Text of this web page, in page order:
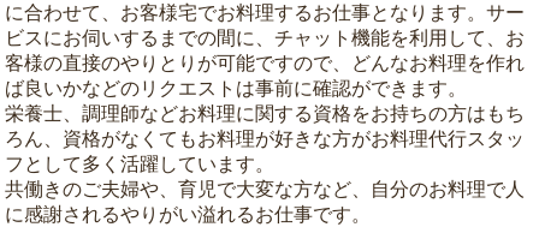
に合わせて、お客様宅でお料理するお仕事となります。サー
ビスにお伺いするまでの間に、チャット機能を利用して、お
客様の直接のやりとりが可能ですので、どんなお料理を作れ
ば良いかなどのリクエストは事前に確認ができます。
栄養士、調理師などお料理に関する資格をお持ちの方はもち
ろん、資格がなくてもお料理が好きな方がお料理代行スタッ
フとして多く活躍しています。
共働きのご夫婦や、育児で大変な方など、自分のお料理で人
に感謝されるやりがい溢れるお仕事です。